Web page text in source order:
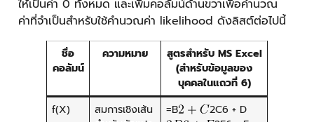
ให้เป็นค่า 0 ทั้งหมด และเพิ่มคอลัมน์ด้านขวาเพื่อคำนวณ
ค่าที่จำเป็นสำหรับใช้คำนวณค่า likelihood ดังลิสต์ต่อไปนี้
ชื่อ
คอลัมน์
ความหมาย
สูตรสำหรับ MS Excel
(สำหรับข้อมูลของ
บุคคลในแถวที่ 6)
f(X)
สมการเชิงเส้น
=B
2C6 + D